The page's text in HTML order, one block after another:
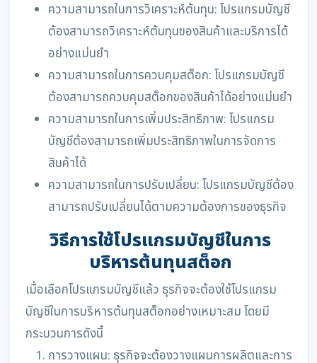
ความสามารถในการวิเคราะห์ต้นทุน: โปรแกรมบัญชี
ต้องสามารถวิเคราะห์ต้นทุนของสินค้าและบริการได้
อย่างแม่นยำ
ความสามารถในการควบคุมสต็อก: โปรแกรมบัญชี
ต้องสามารถควบคุมสต็อกของสินค้าได้อย่างแม่นยำ
ความสามารถในการเพิ่มประสิทธิภาพ: โปรแกรม
บัญชีต้องสามารถเพิ่มประสิทธิภาพในการจัดการ
สินค้าได้
ความสามารถในการปรับเปลี่ยน: โปรแกรมบัญชีต้อง
สามารถปรับเปลี่ยนได้ตามความต้องการของธุรกิจ
วิธีการใช้โปรแกรมบัญชีในการ
บริหารต้นทุนสต็อก
เมื่อเลือกโปรแกรมบัญชีแล้ว ธุรกิจจะต้องใช้โปรแกรม
บัญชีในการบริหารต้นทุนสต็อกอย่างเหมาะสม โดยมี
กระบวนการดังนี้
การวางแผน: ธุรกิจจะต้องวางแผนการผลิตและการ